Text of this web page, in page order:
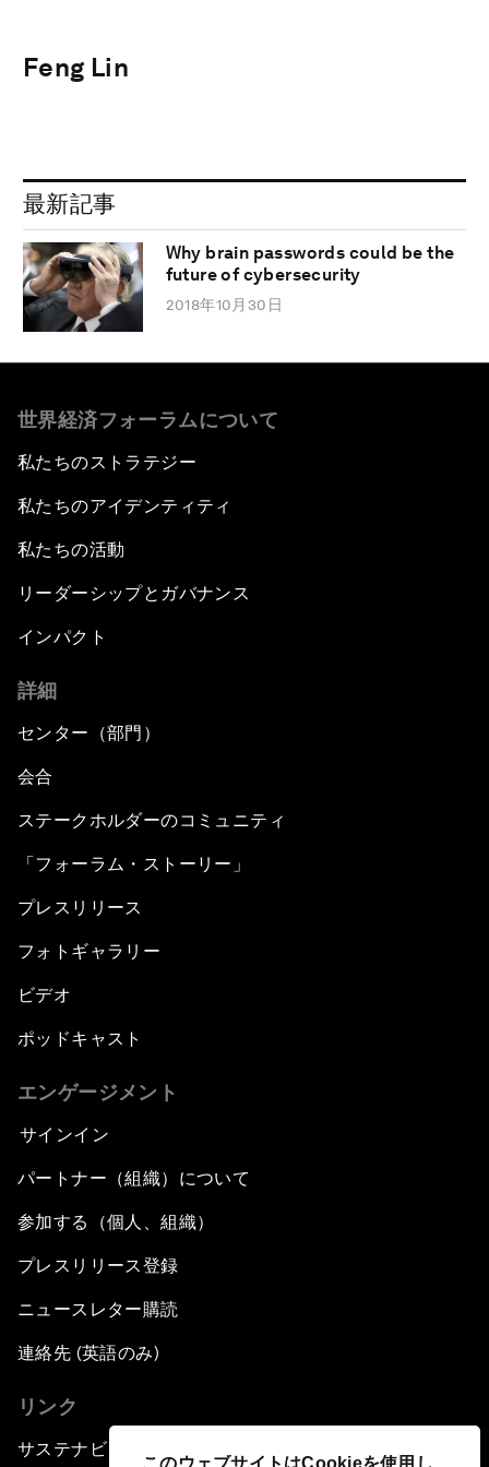
このウェブサイトはCookieを使用し
Feng Lin
最新記事
Why brain passwords could be the
future of cybersecurity
2018年10月30日
世界経済フォーラムについて
私たちのストラテジー
私たちのアイデンティティ
私たちの活動
リーダーシップとガバナンス
インパクト
詳細
センター（部門）
会合
ステークホルダーのコミュニティ
「フォーラム・ストーリー」
プレスリリース
フォトギャラリー
ビデオ
ポッドキャスト
エンゲージメント
サインイン
パートナー（組織）について
参加する（個人、組織）
プレスリリース登録
ニュースレター購読
連絡先 (英語のみ)
リンク
サステナビリティへの取り組み